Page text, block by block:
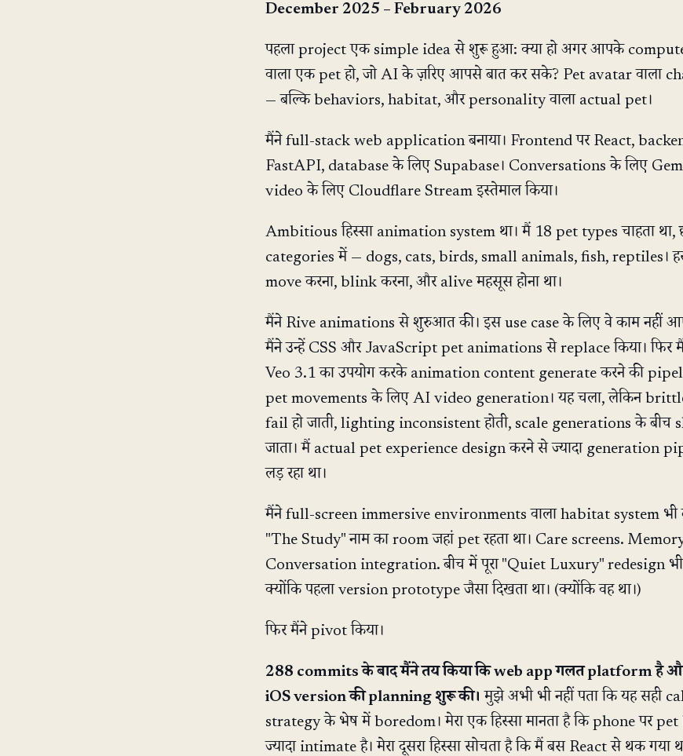
December 2025 – February 2026
पहला project एक simple idea से शुरू हुआ: क्या हो अगर आपके
वाला एक pet हो, जो AI के ज़रिए आपसे बात कर सके? Pet avatar वाला
— बल्कि behaviors, habitat, और personality वाला actual pet।
मैंने full-stack web application बनाया। Frontend पर React,
FastAPI, database के लिए Supabase। Conversations के लिए
video के लिए Cloudflare Stream इस्तेमाल किया।
Ambitious हिस्सा animation system था। मैं 18 pet types चाहता
categories में — dogs, cats, birds, small animals, fish, reptiles।
move करना, blink करना, और alive महसूस होना था।
मैंने Rive animations से शुरुआत की। इस use case के लिए वे काम नहीं
मैंने उन्हें CSS और JavaScript pet animations से replace किया। फिर
Veo 3.1 का उपयोग करके animation content generate करने की
pet movements के लिए AI video generation। यह चला, लेकिन
fail हो जाती, lighting inconsistent होती, scale generations के बीच
जाता। मैं actual pet experience design करने से ज्यादा generation
लड़ रहा था।
मैंने full-screen immersive environments वाला habitat system भी
"The Study" नाम का room जहां pet रहता था। Care screens.
Conversation integration. बीच में पूरा "Quiet Luxury" redesign भी
क्योंकि पहला version prototype जैसा दिखता था। (क्योंकि वह था।)
फिर मैंने pivot किया।
288 commits के बाद मैंने तय किया कि web app गलत platform है
iOS version की planning शुरू की। मुझे अभी भी नहीं पता कि यह सही
strategy के भेष में boredom। मेरा एक हिस्सा मानता है कि phone पर
ज्यादा intimate है। मेरा दूसरा हिस्सा सोचता है कि मैं बस React से थक गया